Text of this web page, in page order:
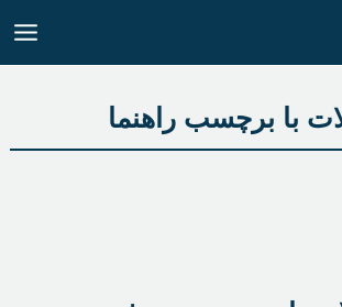
با برچسب راهنما